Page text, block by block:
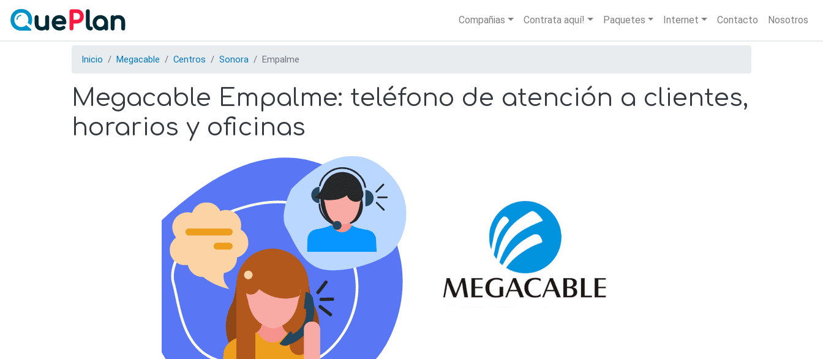
Main navigation
Compañias Contrata aquí! Paquetes Internet Contacto Nosotros
Inicio Megacable Centros Sonora Empalme
Megacable Empalme: teléfono de atención a clientes,
horarios y oficinas